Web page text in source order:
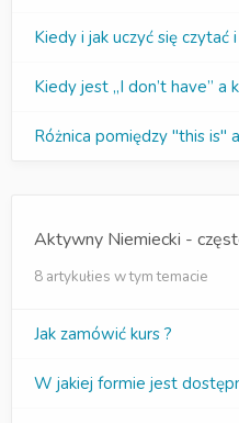
Kiedy i jak uczyć się czytać
Kiedy jest „I don’t have” a
Różnica pomiędzy "this is"
Aktywny Niemiecki -
8 artykułies w tym temacie
Jak zamówić kurs ?
W jakiej formie jest